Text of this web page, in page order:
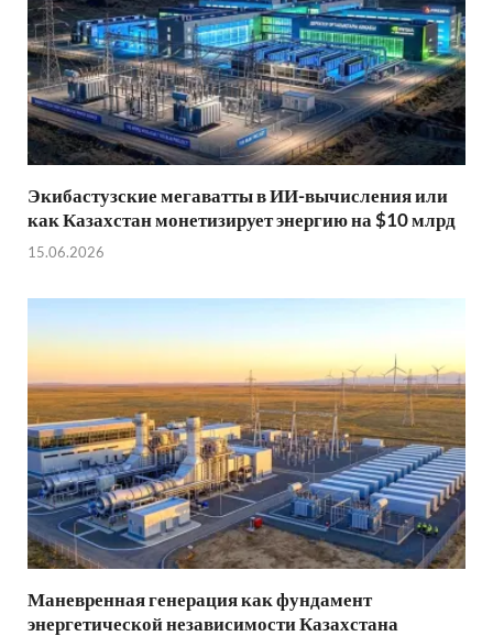
Экибастузские мегаватты в ИИ-вычисления или
как Казахстан монетизирует энергию на $10 млрд
15.06.2026
Маневренная генерация как фундамент
энергетической независимости Казахстана